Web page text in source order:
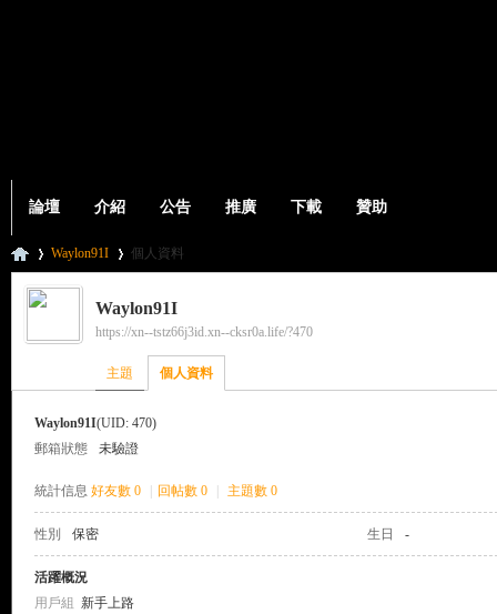
論壇 介紹 公告 推廣 下載 贊助
›
Waylon91I 個人資料
Waylon91I
https://xn--tstz66j3id.xn--cksr0a.life/?470
主題 個人資料
Waylon91I(UID: 470)
郵箱狀態
未驗證
統計信息 好友數 0 回帖數 0 主題數 0
性別 保密 生日 -
活躍概況
用戶組 新手上路